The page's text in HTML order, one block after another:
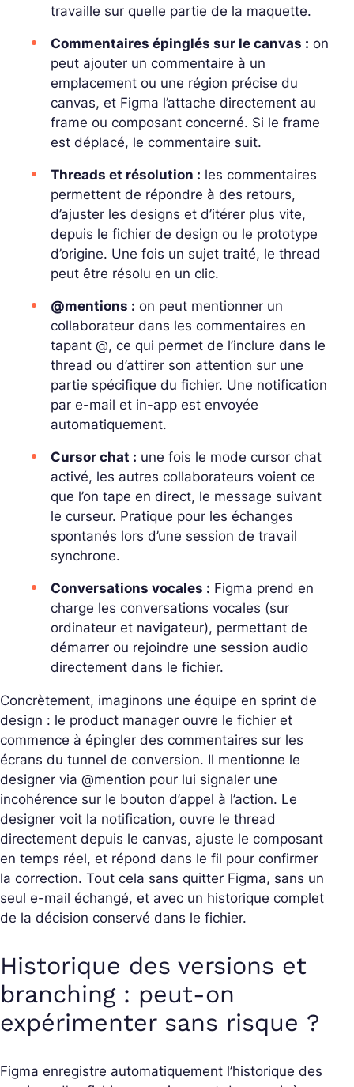
travaille sur quelle partie de la maquette.
Commentaires épinglés sur le canvas : on
peut ajouter un commentaire à un
emplacement ou une région précise du
canvas, et Figma l’attache directement au
frame ou composant concerné. Si le frame
est déplacé, le commentaire suit.
Threads et résolution : les commentaires
permettent de répondre à des retours,
d’ajuster les designs et d’itérer plus vite,
depuis le fichier de design ou le prototype
d’origine. Une fois un sujet traité, le thread
peut être résolu en un clic.
@mentions : on peut mentionner un
collaborateur dans les commentaires en
tapant @, ce qui permet de l’inclure dans le
thread ou d’attirer son attention sur une
partie spécifique du fichier. Une notification
par e-mail et in-app est envoyée
automatiquement.
Cursor chat : une fois le mode cursor chat
activé, les autres collaborateurs voient ce
que l’on tape en direct, le message suivant
le curseur. Pratique pour les échanges
spontanés lors d’une session de travail
synchrone.
Conversations vocales : Figma prend en
charge les conversations vocales (sur
ordinateur et navigateur), permettant de
démarrer ou rejoindre une session audio
directement dans le fichier.
Concrètement, imaginons une équipe en sprint de
design : le product manager ouvre le fichier et
commence à épingler des commentaires sur les
écrans du tunnel de conversion. Il mentionne le
designer via @mention pour lui signaler une
incohérence sur le bouton d’appel à l’action. Le
designer voit la notification, ouvre le thread
directement depuis le canvas, ajuste le composant
en temps réel, et répond dans le fil pour confirmer
la correction. Tout cela sans quitter Figma, sans un
seul e-mail échangé, et avec un historique complet
de la décision conservé dans le fichier.
Historique des versions et
branching : peut-on
expérimenter sans risque ?
Figma enregistre automatiquement l’historique des